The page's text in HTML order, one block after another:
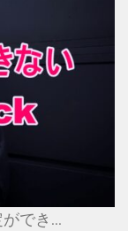
でき...